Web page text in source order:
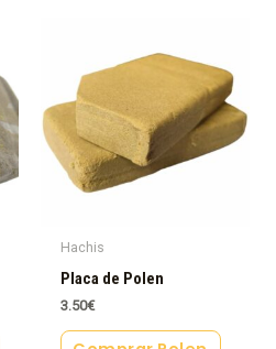
Hachis
Placa de Polen
3.50€